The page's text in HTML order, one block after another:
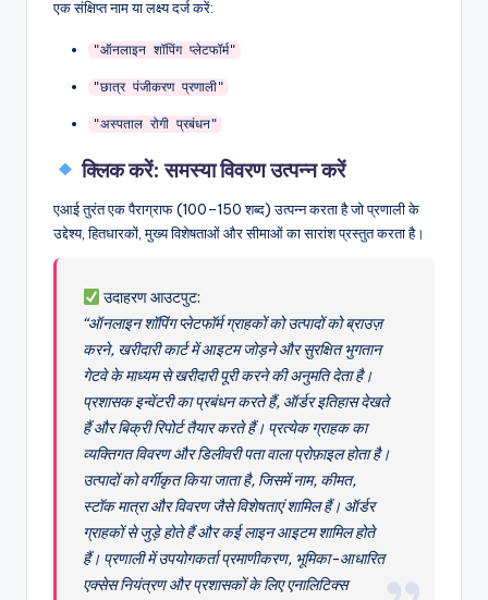
एक संक्षिप्त नाम या लक्ष्य दर्ज करें:
"ऑनलाइन शॉपिंग प्लेटफॉर्म"
"छात्र पंजीकरण प्रणाली"
"अस्पताल रोगी प्रबंधन"
क्लिक करें:समस्या विवरण उत्पन्न करें
एआई तुरंत एक पैराग्राफ (100–150 शब्द) उत्पन्न करता है जो प्रणाली के
उद्देश्य, हितधारकों, मुख्य विशेषताओं और सीमाओं का सारांश प्रस्तुत करता है।
उदाहरण आउटपुट:
“ऑनलाइन शॉपिंग प्लेटफॉर्म ग्राहकों को उत्पादों को ब्राउज़
करने, खरीदारी कार्ट में आइटम जोड़ने और सुरक्षित भुगतान
गेटवे के माध्यम से खरीदारी पूरी करने की अनुमति देता है।
प्रशासक इन्वेंटरी का प्रबंधन करते हैं, ऑर्डर इतिहास देखते
हैं और बिक्री रिपोर्ट तैयार करते हैं। प्रत्येक ग्राहक का
व्यक्तिगत विवरण और डिलीवरी पता वाला प्रोफ़ाइल होता है।
उत्पादों को वर्गीकृत किया जाता है, जिसमें नाम, कीमत,
स्टॉक मात्रा और विवरण जैसे विशेषताएं शामिल हैं। ऑर्डर
ग्राहकों से जुड़े होते हैं और कई लाइन आइटम शामिल होते
हैं। प्रणाली में उपयोगकर्ता प्रमाणीकरण, भूमिका-आधारित
एक्सेस नियंत्रण और प्रशासकों के लिए एनालिटिक्स